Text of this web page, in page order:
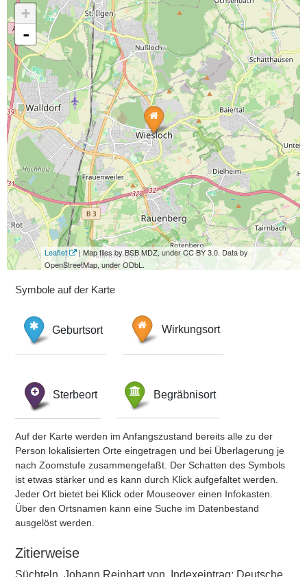
+
-
Leaflet
| Map tiles by BSB MDZ, under CC BY 3.0. Data by
OpenStreetMap, under ODbL.
Symbole auf der Karte
Geburtsort Wirkungsort
Sterbeort Begräbnisort
Auf der Karte werden im Anfangszustand bereits alle zu der
Person lokalisierten Orte eingetragen und bei Überlagerung je
nach Zoomstufe zusammengefaßt. Der Schatten des Symbols
ist etwas stärker und es kann durch Klick aufgefaltet werden.
Jeder Ort bietet bei Klick oder Mouseover einen Infokasten.
Über den Ortsnamen kann eine Suche im Datenbestand
ausgelöst werden.
Zitierweise
Süchteln, Johann Reinhart von, Indexeintrag: Deutsche